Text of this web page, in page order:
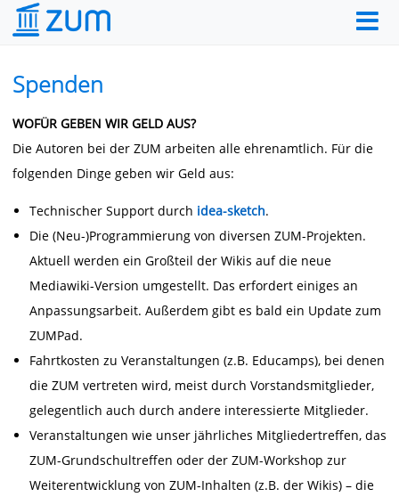
Spenden
WOFÜR GEBEN WIR GELD AUS?
Die Autoren bei der ZUM arbeiten alle ehrenamtlich. Für die
folgenden Dinge geben wir Geld aus:
Technischer Support durch idea-sketch.
Die (Neu-)Programmierung von diversen ZUM-Projekten.
Aktuell werden ein Großteil der Wikis auf die neue
Mediawiki-Version umgestellt. Das erfordert einiges an
Anpassungsarbeit. Außerdem gibt es bald ein Update zum
ZUMPad.
Fahrtkosten zu Veranstaltungen (z.B. Educamps), bei denen
die ZUM vertreten wird, meist durch Vorstandsmitglieder,
gelegentlich auch durch andere interessierte Mitglieder.
Veranstaltungen wie unser jährliches Mitgliedertreffen, das
ZUM-Grundschultreffen oder der ZUM-Workshop zur
Weiterentwicklung von ZUM-Inhalten (z.B. der Wikis) – die